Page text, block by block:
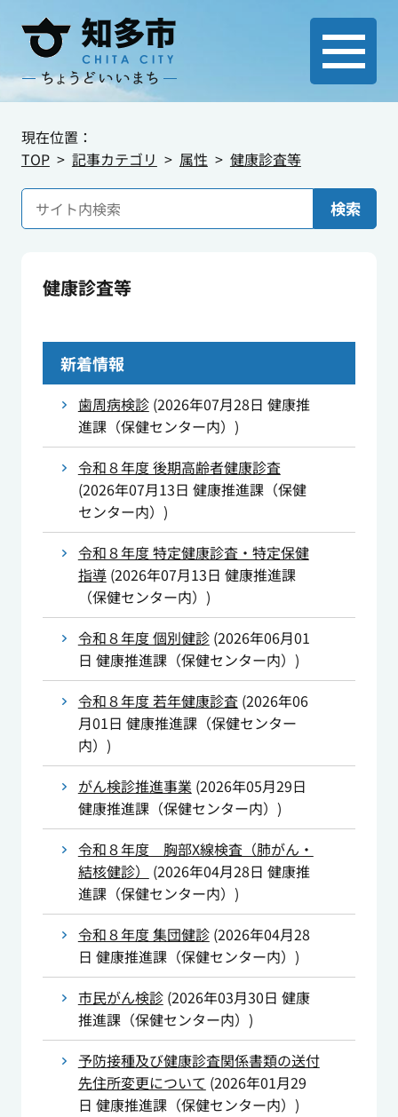
現在位置：
TOP
記事カテゴリ 属性 健康診査等
検索
健康診査等
新着情報
歯周病検診(2026年07月28日 健康推
進課（保健センター内） )
令和８年度 後期高齢者健康診査
(2026年07月13日 健康推進課（保健
センター内） )
令和８年度 特定健康診査・特定保健
指導(2026年07月13日 健康推進課
（保健センター内） )
令和８年度 個別健診(2026年06月01
日 健康推進課（保健センター内） )
令和８年度 若年健康診査(2026年06
月01日 健康推進課（保健センター
内） )
がん検診推進事業 (2026年05月29日
健康推進課（保健センター内） )
令和８年度 胸部X線検査（肺がん・
結核健診）
(2026年04月28日 健康推
進課（保健センター内） )
令和８年度 集団健診(2026年04月28
日 健康推進課（保健センター内） )
市民がん検診(2026年03月30日 健康
推進課（保健センター内） )
予防接種及び健康診査関係書類の送付
先住所変更について (2026年01月29
日 健康推進課（保健センター内） )